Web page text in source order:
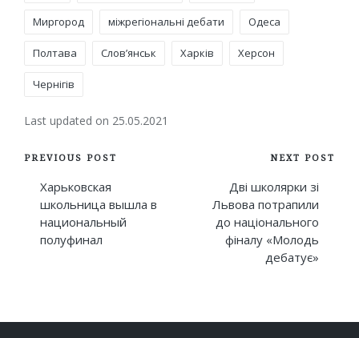
Миргород міжрегіональні дебати Одеса
Полтава Слов’янськ Харків Херсон
Чернігів
Last updated on 25.05.2021
Post
navigation
PREVIOUS POST
Харьковская
школьница вышла в
национальный
полуфинал
NEXT POST
Дві школярки зі
Львова потрапили
до національного
фіналу «Молодь
дебатує»